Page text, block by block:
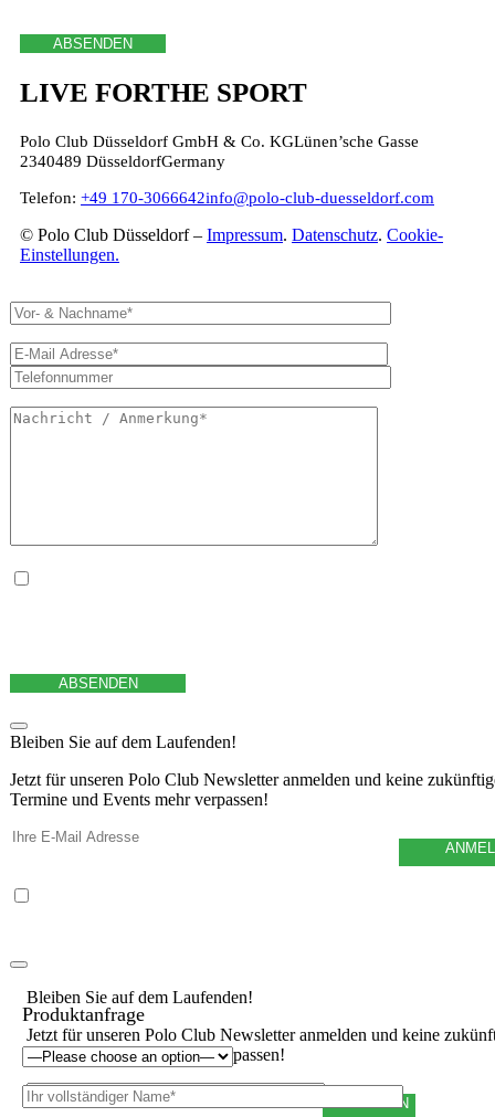
LIVE FORTHE SPORT
Polo Club Düsseldorf GmbH & Co. KGLünen’sche Gasse
2340489 DüsseldorfGermany
Telefon: +49 170-3066642info@polo-club-duesseldorf.com
© Polo Club Düsseldorf – Impressum. Datenschutz. Cookie-
Einstellungen.
Bleiben Sie auf dem Laufenden!
Jetzt für unseren Polo Club Newsletter anmelden und keine
Termine und Events mehr verpassen!
Bleiben Sie auf dem Laufenden!
Jetzt für unseren Polo Club Newsletter anmelden und keine
Termine und Events mehr verpassen!
Produktanfrage